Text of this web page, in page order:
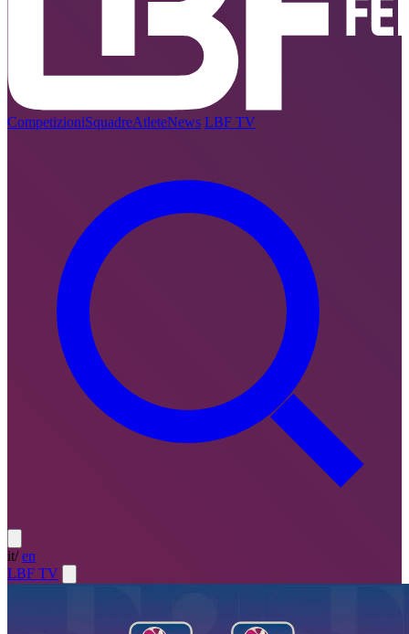
CompetizioniSquadreAtleteNews LBF TV
it/ en
LBF TV